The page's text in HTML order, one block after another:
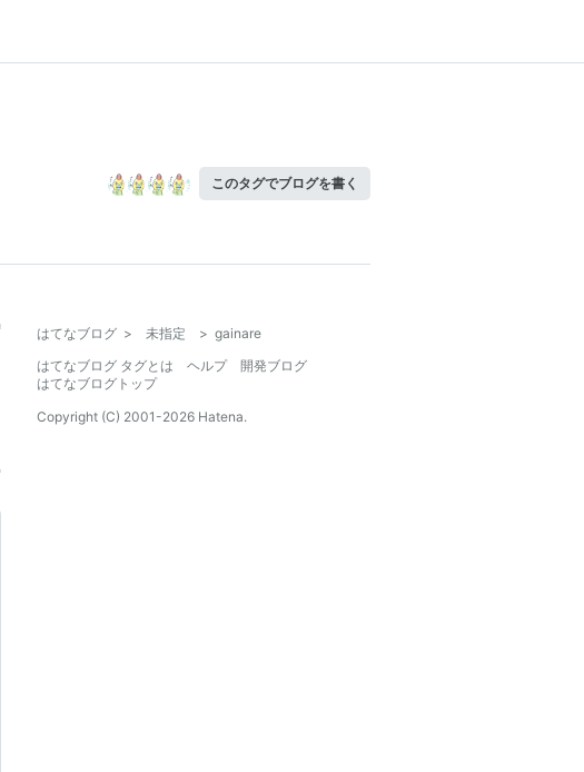
このタグでブログを書く
はてなブログ > 未指定 > gainare
はてなブログ タグとは
ヘルプ
開発ブログ
はてなブログトップ
Copyright (C) 2001-2026 Hatena.